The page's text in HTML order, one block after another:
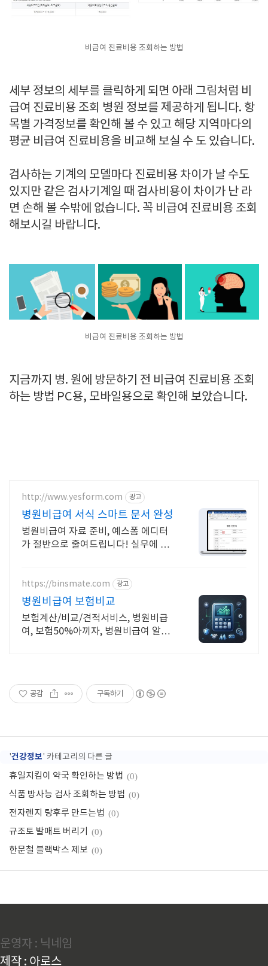
비급여 진료비용 조회하는 방법
세부 정보의 세부를 클릭하게 되면 아래 그림처럼 비
급여 진료비용 조회 병원 정보를 제공하게 됩니다. 항
목별 가격정보를 확인해 볼 수 있고 해당 지역마다의
평균 비급여 진료비용을 비교해 보실 수 도 있습니다.
검사하는 기계의 모델마다 진료비용 차이가 날 수도
있지만 같은 검사기계일 때 검사비용이 차이가 난 라
면 손해 볼 수밖에 없습니다. 꼭 비급여 진료비용 조회
해보시길 바랍니다.
비급여 진료비용 조회하는 방법
지금까지 병. 원에 방문하기 전 비급여 진료비용 조회
하는 방법 PC용, 모바일용으로 확인해 보았습니다.
http://www.yesform.com 광고
병원비급여 서식 스마트 문서 완성
병원비급여 자료 준비, 예스폼 에디터
가 절반으로 줄여드립니다! 실무에 바
https://binsmate.com 광고
병원비급여 보험비교
보험계산/비교/견적서비스, 병원비급
여, 보험50%아끼자, 병원비급여 알뜰
공감 구독하기
'건강정보' 카테고리의 다른 글
휴일지킴이 약국 확인하는 방법 (0)
식품 방사능 검사 조회하는 방법 (0)
전자렌지 탕후루 만드는법 (0)
규조토 발매트 버리기 (0)
한문철 블랙박스 제보 (0)
운영자 : 닉네임
제작 : 아로스